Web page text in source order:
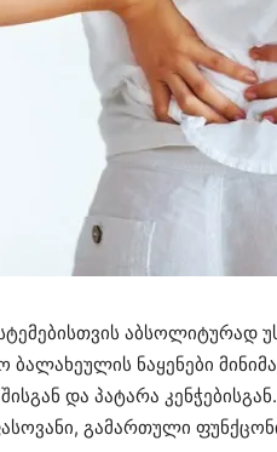
აბსოლიტურად
ნაყენები
და პატარა
გამართული